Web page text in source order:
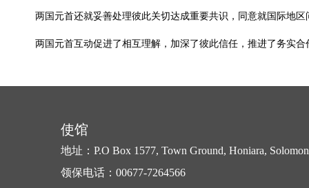
两国元首还就妥善处理彼此关切达成重要共识，同意就国际地
两国元首互动促进了相互理解，加深了彼此信任，推进了务实
使馆
地址：P.O Box 1577, Town Ground, Honiara,
领保电话：00677-7264566